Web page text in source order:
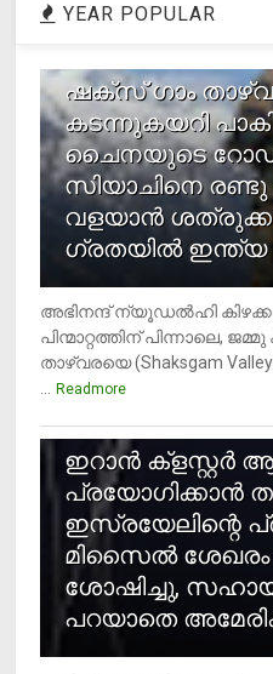
YEAR POPULAR
ഷക്സ് ​ഗാം
കടന്നുകയറി
ചൈനയുടെ റോഡ്
സിയാചിനെ
വളയാൻ
ഗ്രതയിൽ ഇന്ത്യ
അഭിനന്ദ് ന്യൂഡൽഹി
പിന്മാറ്റത്തിന് പിന്നാലെ,
താഴ്‌വരയെ (Shaksgam
Readmore
ഇറാന്‍
പ്രയോഗിക്കാന്‍
ഇസ്രയേലിന്റെ
മിസൈല്‍ ശേഖരം
ശോഷിച്ചു, സഹായം
പറയാതെ